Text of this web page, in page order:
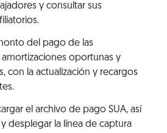
y consultar sus
del pago de las
oportunas y
con la actualización y recargos
el archivo de pago SUA, así
desplegar la línea de captura